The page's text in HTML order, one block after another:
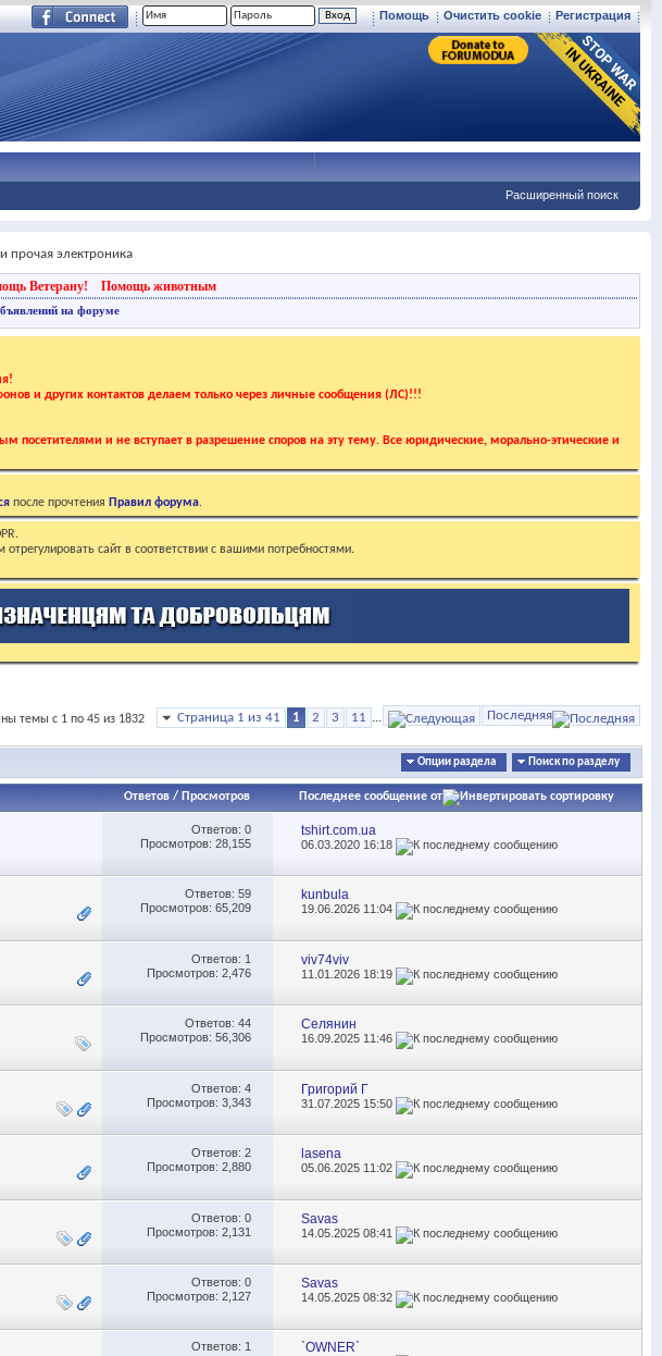
Регистрация
Очистить cookie
Помощь
Расширенный поиск
прочая электроника
Ветерану! Помощь животным
на форуме
и других контактов делаем только через личные сообщения (ЛС)!!!
посетителями и не вступает в разрешение споров на эту тему. Все юридические, морально-этические и
после прочтения Правил форума.
сайт в соответствии с вашими потребностями.
Страница 1 из 41 1 2 3 11 ... Последняя
темы с 1 по 45 из 1832
Опции раздела Поиск по разделу
Ответов/ Просмотров Последнее сообщение от
Ответов: 0
Просмотров: 28,155
tshirt.com.ua
06.03.2020 16:18
Ответов: 59
Просмотров: 65,209
kunbula
19.06.2026 11:04
Ответов: 1
Просмотров: 2,476
viv74viv
11.01.2026 18:19
Ответов: 44
Просмотров: 56,306
Селянин
16.09.2025 11:46
Ответов: 4
Просмотров: 3,343
Григорий Г
31.07.2025 15:50
Ответов: 2
Просмотров: 2,880
lasena
05.06.2025 11:02
Ответов: 0
Просмотров: 2,131
Savas
14.05.202508:41
Ответов: 0
Просмотров: 2,127
Savas
14.05.202508:32
Ответов: 1
`OWNER`